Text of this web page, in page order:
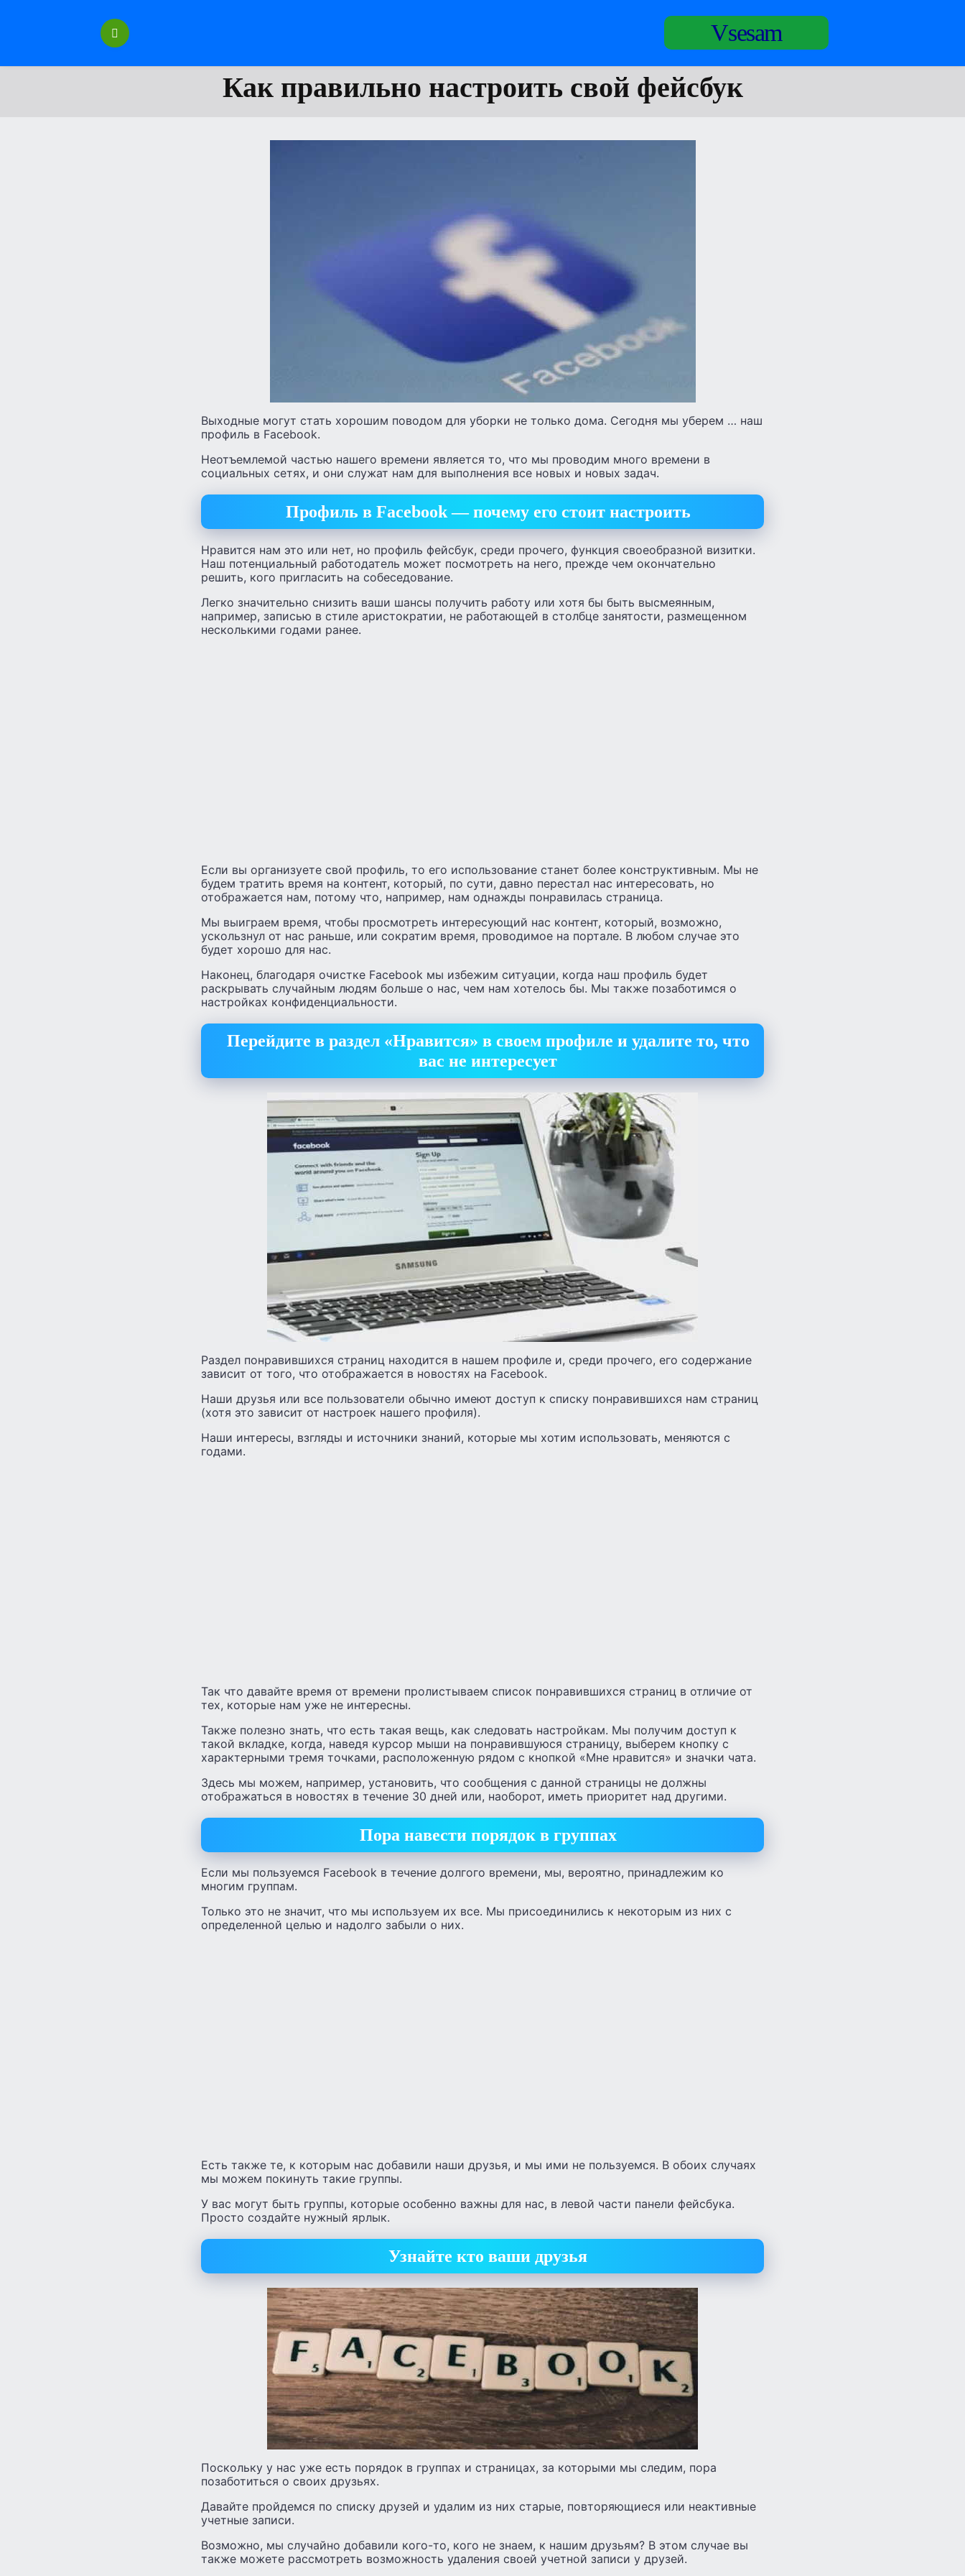
Vsesam
Как правильно настроить свой фейсбук
Выходные могут стать хорошим поводом для уборки не только дома. Сегодня мы уберем … наш
профиль в Facebook.
Неотъемлемой частью нашего времени является то, что мы проводим много времени в
социальных сетях, и они служат нам для выполнения все новых и новых задач.
Профиль в Facebook — почему его стоит настроить
Нравится нам это или нет, но профиль фейсбук, среди прочего, функция своеобразной визитки.
Наш потенциальный работодатель может посмотреть на него, прежде чем окончательно
решить, кого пригласить на собеседование.
Легко значительно снизить ваши шансы получить работу или хотя бы быть высмеянным,
например, записью в стиле аристократии, не работающей в столбце занятости, размещенном
несколькими годами ранее.
Если вы организуете свой профиль, то его использование станет более конструктивным. Мы не
будем тратить время на контент, который, по сути, давно перестал нас интересовать, но
отображается нам, потому что, например, нам однажды понравилась страница.
Мы выиграем время, чтобы просмотреть интересующий нас контент, который, возможно,
ускользнул от нас раньше, или сократим время, проводимое на портале. В любом случае это
будет хорошо для нас.
Наконец, благодаря очистке Facebook мы избежим ситуации, когда наш профиль будет
раскрывать случайным людям больше о нас, чем нам хотелось бы. Мы также позаботимся о
настройках конфиденциальности.
Перейдите в раздел «Нравится» в своем профиле и удалите то, что
вас не интересует
Раздел понравившихся страниц находится в нашем профиле и, среди прочего, его содержание
зависит от того, что отображается в новостях на Facebook.
Наши друзья или все пользователи обычно имеют доступ к списку понравившихся нам страниц
(хотя это зависит от настроек нашего профиля).
Наши интересы, взгляды и источники знаний, которые мы хотим использовать, меняются с
годами.
Так что давайте время от времени пролистываем список понравившихся страниц в отличие от
тех, которые нам уже не интересны.
Также полезно знать, что есть такая вещь, как следовать настройкам. Мы получим доступ к
такой вкладке, когда, наведя курсор мыши на понравившуюся страницу, выберем кнопку с
характерными тремя точками, расположенную рядом с кнопкой «Мне нравится» и значки чата.
Здесь мы можем, например, установить, что сообщения с данной страницы не должны
отображаться в новостях в течение 30 дней или, наоборот, иметь приоритет над другими.
Пора навести порядок в группах
Если мы пользуемся Facebook в течение долгого времени, мы, вероятно, принадлежим ко
многим группам.
Только это не значит, что мы используем их все. Мы присоединились к некоторым из них с
определенной целью и надолго забыли о них.
Есть также те, к которым нас добавили наши друзья, и мы ими не пользуемся. В обоих случаях
мы можем покинуть такие группы.
У вас могут быть группы, которые особенно важны для нас, в левой части панели фейсбука.
Просто создайте нужный ярлык.
Узнайте кто ваши друзья
Поскольку у нас уже есть порядок в группах и страницах, за которыми мы следим, пора
позаботиться о своих друзьях.
Давайте пройдемся по списку друзей и удалим из них старые, повторяющиеся или неактивные
учетные записи.
Возможно, мы случайно добавили кого-то, кого не знаем, к нашим друзьям? В этом случае вы
также можете рассмотреть возможность удаления своей учетной записи у друзей.